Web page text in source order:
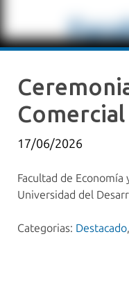
17/06/2026
Facultad de Economía
Universidad del
Categorias: Destacado,